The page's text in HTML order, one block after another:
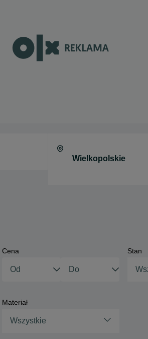
Cena Stan
Materiał
Wszystkie